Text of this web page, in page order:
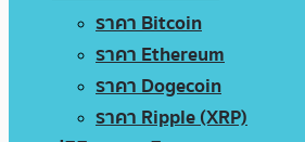
ราคา Bitcoin
ราคา Ethereum
ราคา Dogecoin
ราคา Ripple (XRP)